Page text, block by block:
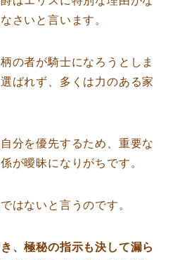
さいと言います。
の者が騎士になろうとしま
ばれず、多くは力のある家
分を優先するため、重要な
が曖昧になりがちです。
はないと言うのです。
、極秘の指示も決して漏ら